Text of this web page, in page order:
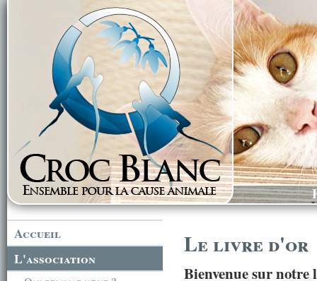
Accueil
L'association
Le livre d'or
Bienvenue sur